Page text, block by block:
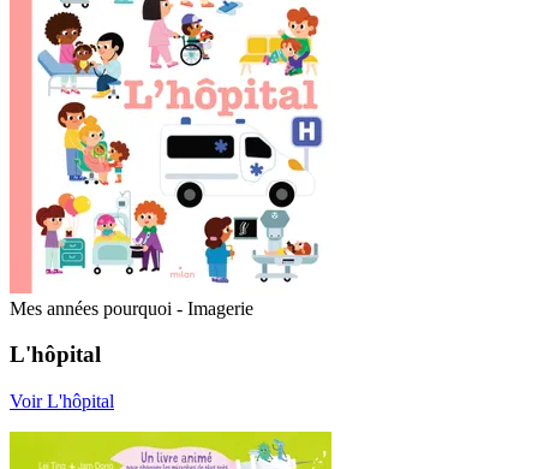
Mes années pourquoi - Imagerie
L'hôpital
Voir L'hôpital